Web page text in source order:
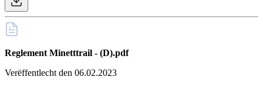
Reglement Minetttrail - (D).pdf
Verëffentlecht den 06.02.2023